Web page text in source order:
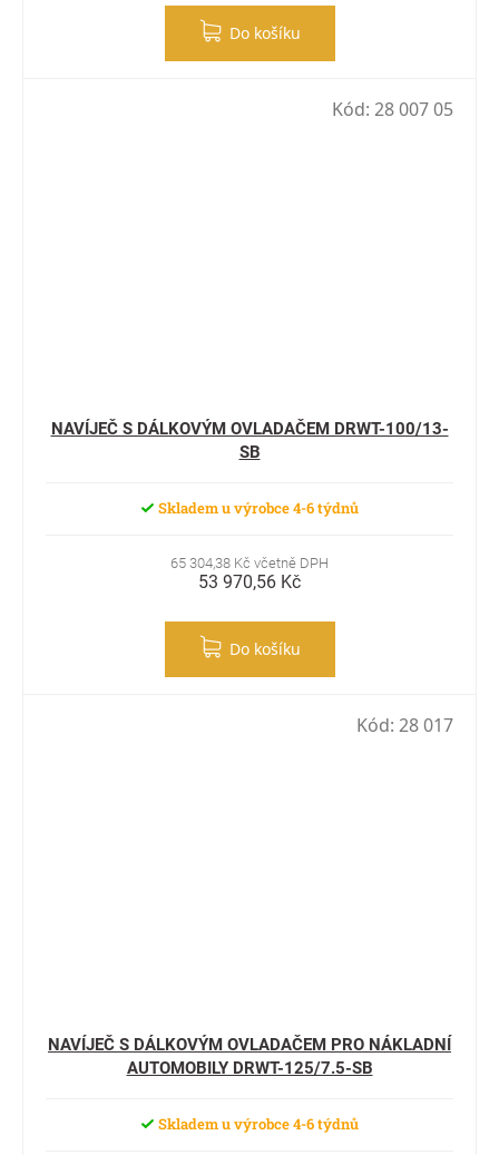
Do košíku
NAVÍJEČ S DÁLKOVÝM OVLADAČEM DRWT-100/13-
SB
Skladem u výrobce 4-6 týdnů
65 304,38 Kč včetně DPH
53 970,56 Kč
Do košíku
Kód: 28 007 05
NAVÍJEČ S DÁLKOVÝM OVLADAČEM PRO NÁKLADNÍ
AUTOMOBILY DRWT-125/7.5-SB
Skladem u výrobce 4-6 týdnů
Kód: 28 017